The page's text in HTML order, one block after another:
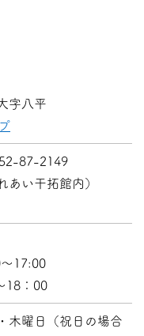
字八平
87-2149
あい干拓館内）
～17:00
18：00
曜日（祝日の場合